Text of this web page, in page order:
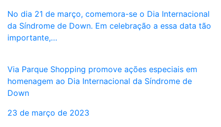
No dia 21 de março, comemora-se o Dia Internacional
da Síndrome de Down. Em celebração a essa data tão
importante,…
Via Parque Shopping promove ações especiais em
homenagem ao Dia Internacional da Síndrome de
Down
23 de março de 2023